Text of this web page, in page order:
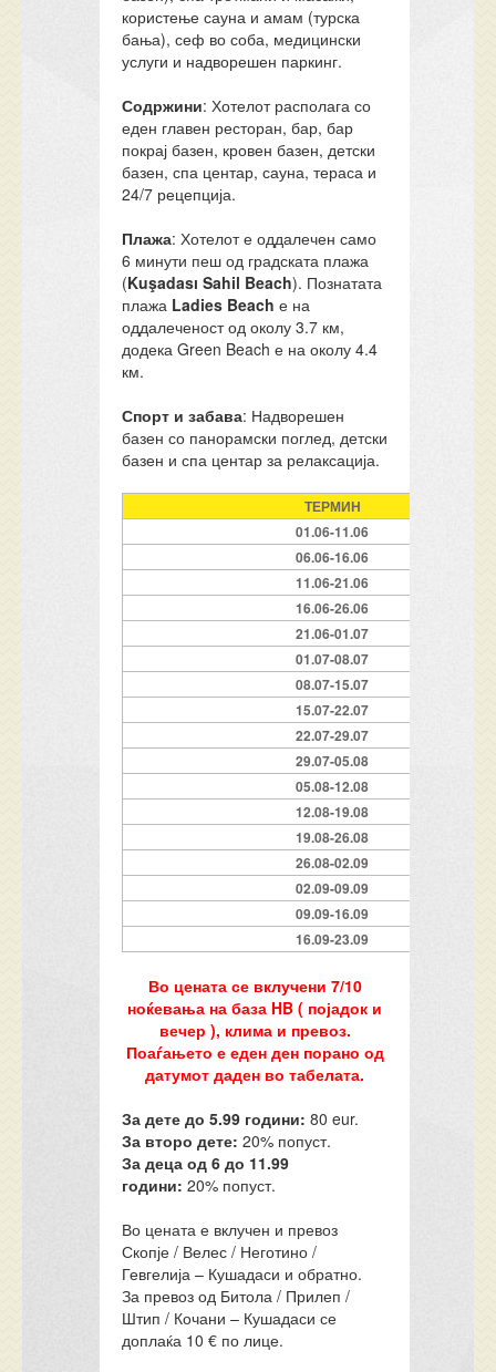
користење сауна и амам (турска
бања), сеф во соба, медицински
услуги и надворешен паркинг.
Содржини: Хотелот располага со
еден главен ресторан, бар, бар
покрај базен, кровен базен, детски
базен, спа центар, сауна, тераса и
24/7 рецепција.
Плажа: Хотелот е оддалечен само
6 минути пеш од градската плажа
(Kuşadası Sahil Beach). Познатата
плажа Ladies Beach е на
оддалеченост од околу 3.7 км,
додека Green Beach е на околу 4.4
км.
Спорт и забава: Надворешен
базен со панорамски поглед, детски
базен и спа центар за релаксација.
ТЕРМИН
01.06-11.06
06.06-16.06
11.06-21.06
16.06-26.06
21.06-01.07
01.07-08.07
08.07-15.07
15.07-22.07
22.07-29.07
29.07-05.08
05.08-12.08
12.08-19.08
19.08-26.08
26.08-02.09
02.09-09.09
09.09-16.09
16.09-23.09
Во цената се вклучени 7/10
ноќевања на база HB ( појадок и
вечер ), клима и превоз.
Поаѓањето е еден ден порано од
датумот даден во табелата.
За дете до 5.99 години:80 eur.
За второ дете: 20% попуст.
За деца од 6 до 11.99
години:20% попуст.
Во цената е вклучен и превоз
Скопје / Велес / Неготино /
Гевгелија – Кушадаси и обратно.
За превоз од Битола / Прилеп /
Штип / Кочани – Кушадаси се
доплаќа 10 € по лице.